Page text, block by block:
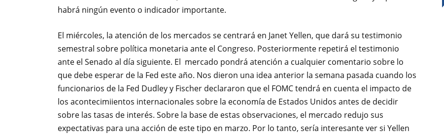
habrá ningún evento o indicador importante.
El miércoles, la atención de los mercados se centrará en Janet Yellen, que dará su testimonio
semestral sobre política monetaria ante el Congreso. Posteriormente repetirá el testimonio
ante el Senado al día siguiente. El mercado pondrá atención a cualquier comentario sobre lo
que debe esperar de la Fed este año. Nos dieron una idea anterior la semana pasada cuando los
funcionarios de la Fed Dudley y Fischer declararon que el FOMC tendrá en cuenta el impacto de
los acontecimiientos internacionales sobre la economía de Estados Unidos antes de decidir
sobre las tasas de interés. Sobre la base de estas observaciones, el mercado redujo sus
expectativas para una acción de este tipo en marzo. Por lo tanto, sería interesante ver si Yellen